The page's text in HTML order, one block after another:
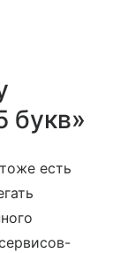
букв»
есть